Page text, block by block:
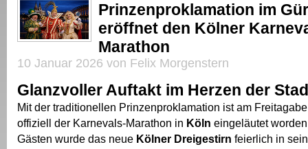
Prinzenproklamation im
eröffnet den Kölner
Marathon
10 Januar 2026 von Felix Morgenstern
Glanzvoller Auftakt im Herzen der
Mit der traditionellen Prinzenproklamation ist am
offiziell der Karnevals-Marathon in Köln eingeläutet
Gästen wurde das neue Kölner Dreigestirn feierlich in